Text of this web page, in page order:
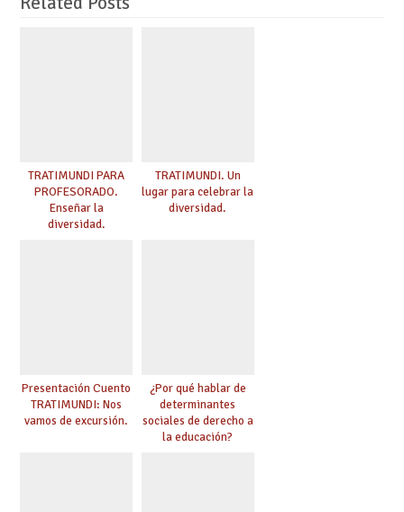
TRATIMUNDI PARA
PROFESORADO.
Enseñar la
diversidad.
TRATIMUNDI. Un
lugar para celebrar la
diversidad.
Presentación Cuento
TRATIMUNDI: Nos
vamos de excursión.
¿Por qué hablar de
determinantes
sociales de derecho a
la educación?